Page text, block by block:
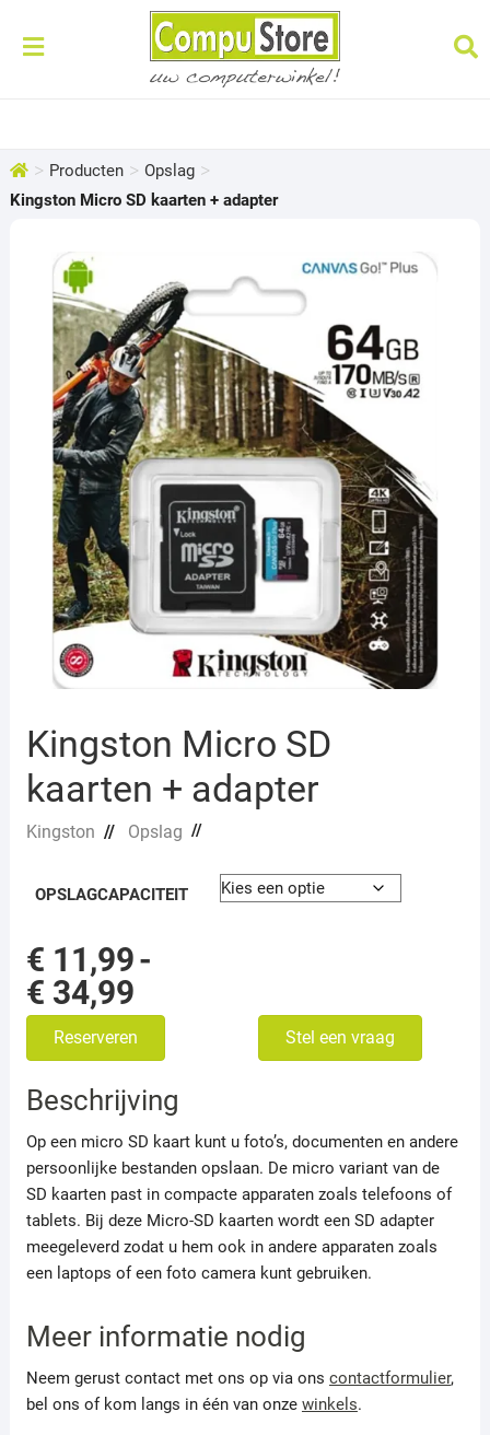
> Producten > Opslag >
Kingston Micro SD kaarten + adapter
Kingston Micro SD
kaarten + adapter
Kingston // Opslag //
OPSLAGCAPACITEIT
€ 11,99-
€ 34,99Prijsklasse:
€ 11,99
tot
€ 34,99
Reserveren Stel een vraag
Beschrijving
Op een micro SD kaart kunt u foto’s, documenten en andere
persoonlijke bestanden opslaan. De micro variant van de
SD kaarten past in compacte apparaten zoals telefoons of
tablets. Bij deze Micro-SD kaarten wordt een SD adapter
meegeleverd zodat u hem ook in andere apparaten zoals
een laptops of een foto camera kunt gebruiken.
Meer informatie nodig
Neem gerust contact met ons op via ons contactformulier,
bel ons of kom langs in één van onze winkels.